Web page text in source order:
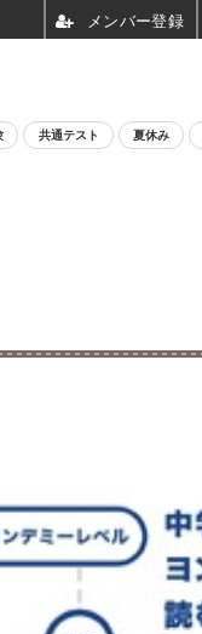
共通テスト 夏休み